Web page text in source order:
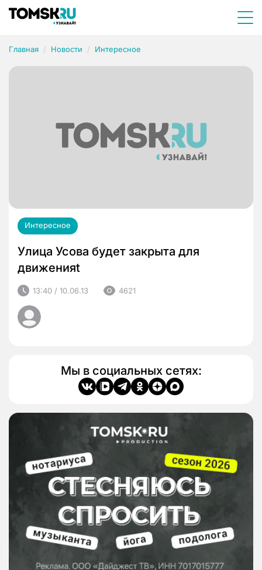
Главная Новости Интересное
Интересное
Улица Усова будет закрыта для
движенияt
13:40 / 10.06.13 4621
Мы в социальных сетях: